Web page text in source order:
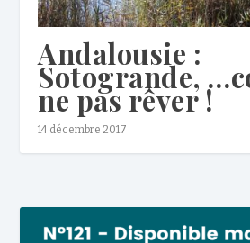
Andalousie :
Sotogrande,
ne pas rêver !
14 décembre 2017